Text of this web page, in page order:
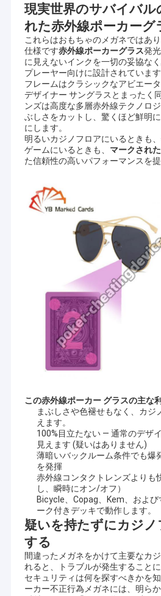
家
プロダクト
私達について
現実世界のサバイバル
れた赤外線ポーカーグ
これらはおもちゃのメガネではあ
仕様です赤外線ポーカーグラス発
に見えないインクを一切の妥協な
プレーヤー向けに設計されています
フレームはクラシックなアビエー
デザイナー サングラスとまったく
ンズは高度な多層赤外線テクノロ
ぶしさをカットし、驚くほど鮮明
にします。
明るいカジノフロアにいるときも
ゲームにいるときも、 マークされ
た信頼性の高いパフォーマンスを提
この赤外線ポーカー グラスの主な
まぶしさや色褪せもなく、カジ
えます。
100%目立たない — 通常のデザ
見えます (疑いはありません)
薄暗いバックルーム条件でも爆
を発揮
赤外線コンタクトレンズよりも
し、瞬時にオン/オフ）
Bicycle、Copag、Kem、およ
ーク付きデッキで動作します。
疑いを持たずにカジ
する
間違ったメガネをかけて主要なカ
れると、トラブルが発生することに
セキュリティは何を探すべきかを
ーカー不正行為メガネには、明ら
YBポーカーチート株式会社 (YB Poker
設立され,国際的に有名な都市である広
製造,流通,カジノサービスのためのラ
社です.YBポーカー・チートは提供
分析機,見えないインクマークカード